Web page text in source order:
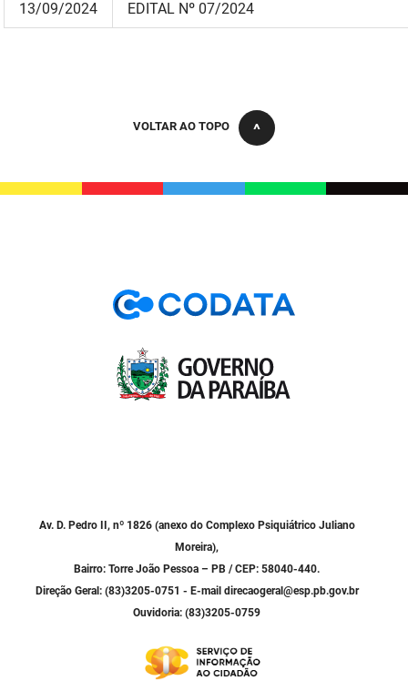
13/09/2024 EDITAL Nº 07/2024
VOLTAR AO TOPO
Av. D. Pedro II, nº 1826 (anexo do Complexo Psiquiátrico Juliano
Moreira),
Bairro: Torre João Pessoa – PB / CEP: 58040-440.
Direção Geral: (83)3205-0751 - E-mail direcaogeral@esp.pb.gov.br
Ouvidoria: (83)3205-0759